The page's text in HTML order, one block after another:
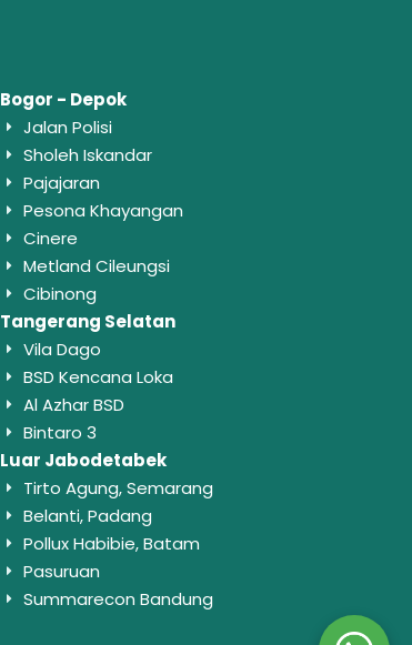
Bogor - Depok
Jalan Polisi
Sholeh Iskandar
Pajajaran
Pesona Khayangan
Cinere
Metland Cileungsi
Cibinong
Tangerang Selatan
Vila Dago
BSD Kencana Loka
Al Azhar BSD
Bintaro 3
Luar Jabodetabek
Tirto Agung, Semarang
Belanti, Padang
Pollux Habibie, Batam
Pasuruan
Summarecon Bandung